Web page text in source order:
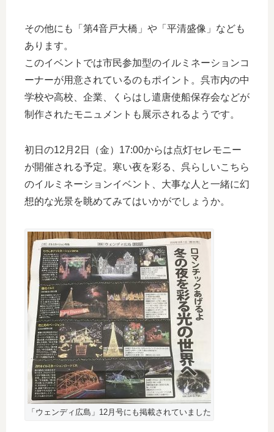
その他にも「第4音戸大橋」や「平清盛像」なども
あります。
このイベントでは市民参加型のイルミネーションコ
ーナーが用意されているのもポイント。呉市内の中
学校や高校、企業、くらはし遣唐使船保存会などが
制作されたモニュメントも展示されるようです。
初日の12月2日（金）17:00からは点灯セレモニー
が開催される予定。寒い夜を彩る、呉らしいこちら
のイルミネーションイベント、大事な人と一緒に幻
想的な光景を眺めてみてはいかがでしょうか。
「ウェンディ広島」12月号にも掲載されていました